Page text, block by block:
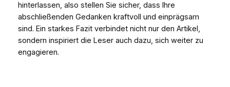
hinterlassen, also stellen Sie sicher, dass Ihre
abschließenden Gedanken kraftvoll und einprägsam
sind. Ein starkes Fazit verbindet nicht nur den Artikel,
sondern inspiriert die Leser auch dazu, sich weiter zu
engagieren.